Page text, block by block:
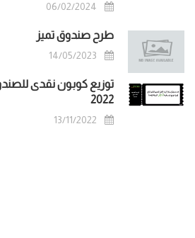
06/02/2024
طرح صندوق تميز
14/05/2023
توزيع كوبون نقدى
2022
13/11/2022